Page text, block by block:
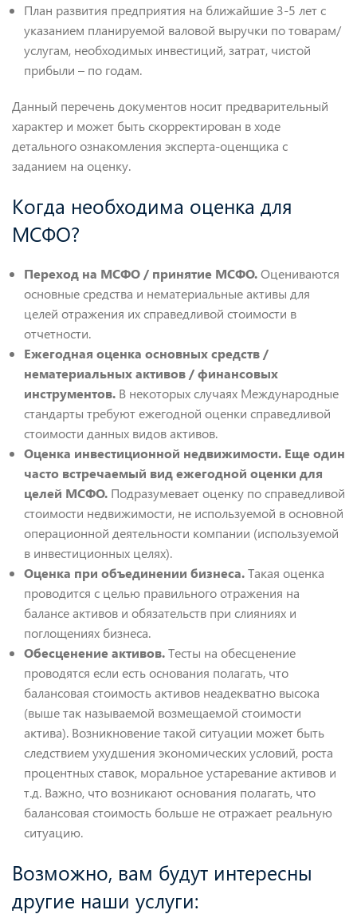
План развития предприятия на ближайшие 3-5 лет с
указанием планируемой валовой выручки по товарам/
услугам, необходимых инвестиций, затрат, чистой
прибыли – по годам.
Данный перечень документов носит предварительный
характер и может быть скорректирован в ходе
детального ознакомления эксперта-оценщика с
заданием на оценку.
Когда необходима оценка для
МСФО?
Переход на МСФО / принятие МСФО.Оцениваются
основные средства и нематериальные активы для
целей отражения их справедливой стоимости в
отчетности.
Ежегодная оценка основных средств /
нематериальных активов / финансовых
инструментов. В некоторых случаях Международные
стандарты требуют ежегодной оценки справедливой
стоимости данных видов активов.
Оценка инвестиционной недвижимости. Еще один
часто встречаемый вид ежегодной оценки для
целей МСФО. Подразумевает оценку по справедливой
стоимости недвижимости, не используемой в основной
операционной деятельности компании (используемой
в инвестиционных целях).
Оценка при объединении бизнеса.Такая оценка
проводится с целью правильного отражения на
балансе активов и обязательств при слияниях и
поглощениях бизнеса.
Обесценение активов.Тесты на обесценение
проводятся если есть основания полагать, что
балансовая стоимость активов неадекватно высока
(выше так называемой возмещаемой стоимости
актива). Возникновение такой ситуации может быть
следствием ухудшения экономических условий, роста
процентных ставок, моральное устаревание активов и
т.д. Важно, что возникают основания полагать, что
балансовая стоимость больше не отражает реальную
ситуацию.
Возможно, вам будут интересны
другие наши услуги: